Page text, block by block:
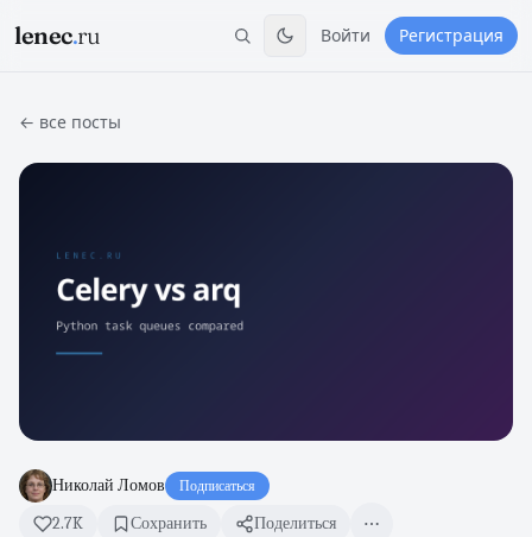
lenec.ru Войти Регистрация
← все посты
Николай Ломов Подписаться
2.7K Сохранить Поделиться